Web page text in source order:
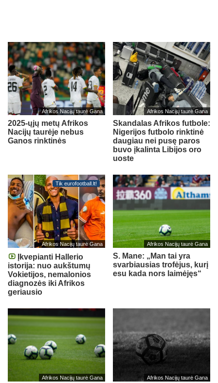
Afrikos Nacijų taurė Gana
2025-ųjų metų Afrikos
Nacijų taurėje nebus
Ganos rinktinės
Afrikos Nacijų taurė Gana
Skandalas Afrikos futbole:
Nigerijos futbolo rinktinė
daugiau nei pusę paros
buvo įkalinta Libijos oro
uoste
Tik eurofootball.lt!
Afrikos Nacijų taurė Gana
Įkvepianti Hallerio
istorija: nuo aukštumų
Vokietijos, nemalonios
diagnozės iki Afrikos
geriausio
Afrikos Nacijų taurė Gana
S. Mane: „Man tai yra
svarbiausias trofėjus, kurį
esu kada nors laimėjęs“
Afrikos Nacijų taurė Gana Afrikos Nacijų taurė Gana